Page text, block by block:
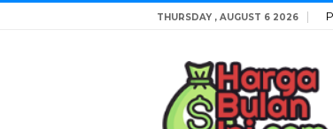
THURSDAY , AUGUST 6 2026